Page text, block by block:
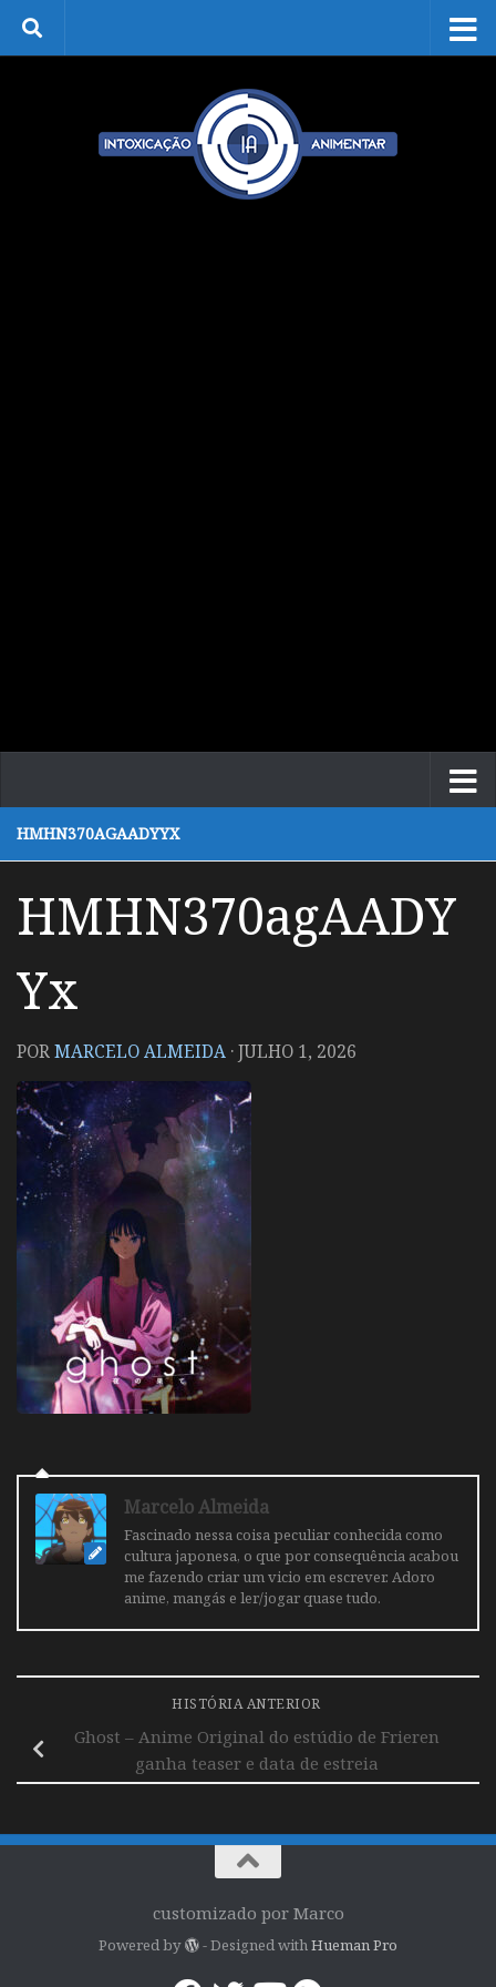
Skip to content
HMHN370AGAADYYX
HMHN370agAADY
Yx
PORMARCELO ALMEIDA ·JULHO 1, 2026
Marcelo Almeida
Fascinado nessa coisa peculiar conhecida como
cultura japonesa, o que por consequência acabou
me fazendo criar um vicio em escrever. Adoro
anime, mangás e ler/jogar quase tudo.
HISTÓRIA ANTERIOR
Ghost – Anime Original do estúdio de Frieren
ganha teaser e data de estreia
customizado por Marco
Powered by - Designed with Hueman Pro